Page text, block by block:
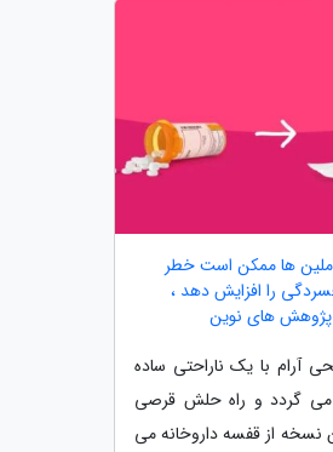
ها ممکن است خطر
را افزایش دهد ،
های نوین
آرام با یک ناراحتی ساده
می گردد و راه حلش قرصی
از قفسه داروخانه می